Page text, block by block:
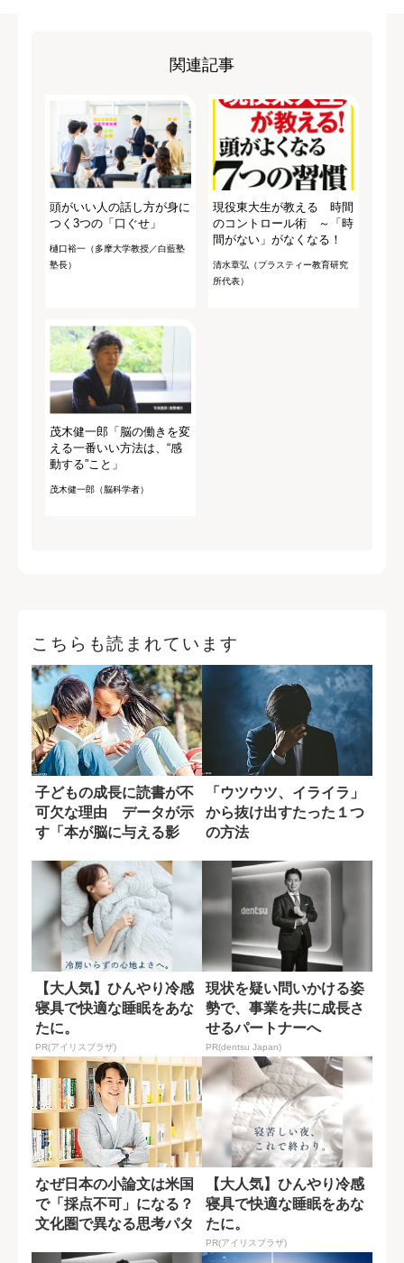
関連記事
頭がいい人の話し方が身に
つく3つの「口ぐせ」
樋口裕一（多摩大学教授／白藍塾
塾長）
現役東大生が教える 時間
のコントロール術 ～「時
間がない」がなくなる！
清水章弘（プラスティー教育研究
所代表）
茂木健一郎「脳の働きを変
える一番いい方法は、“感
動する”こと」
茂木健一郎（脳科学者）
こちらも読まれています
子どもの成長に読書が不
可欠な理由 データが示
す「本が脳に与える影
「ウツウツ、イライラ」
から抜け出すたった１つ
の方法
【大人気】ひんやり冷感
寝具で快適な睡眠をあな
たに。
PR(アイリスプラザ)
現状を疑い問いかける姿
勢で、事業を共に成長さ
せるパートナーへ
PR(dentsu Japan)
なぜ日本の小論文は米国
で「採点不可」になる？
文化圏で異なる思考パタ
【大人気】ひんやり冷感
寝具で快適な睡眠をあな
たに。
PR(アイリスプラザ)